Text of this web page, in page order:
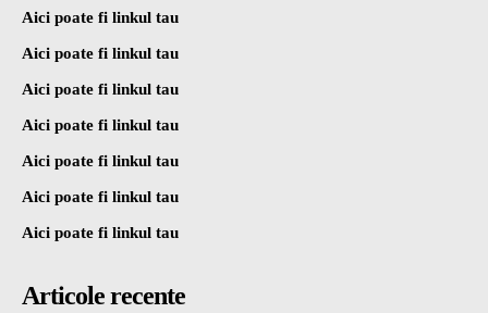
Aici poate fi linkul tau
Aici poate fi linkul tau
Aici poate fi linkul tau
Aici poate fi linkul tau
Aici poate fi linkul tau
Aici poate fi linkul tau
Aici poate fi linkul tau
Articole recente